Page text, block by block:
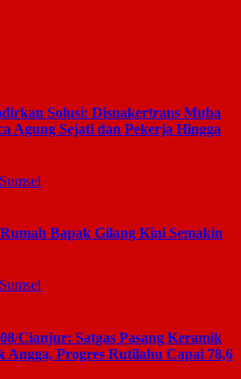
Solusi: Disnakertrans Muba
Agung Sejati dan Pekerja Hingga
Bapak Gilang Kini Semakin
Cianjur: Satgas Pasang Keramik
Angga, Progres Rutilahu Capai 78,6